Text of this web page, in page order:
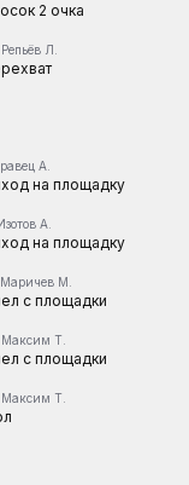
2 очка
Репьёв Л.
А.
на площадку
А.
на площадку
Маричев М.
с площадки
Максим Т.
с площадки
Максим Т.